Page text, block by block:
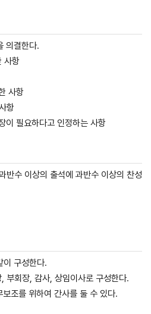
의결한다.
사항
사항
항
이 필요하다고 인정하는 사항
반수 이상의 출석에 과반수 이상의 찬성
이 구성한다.
부회장, 감사, 상임이사로 구성한다.
조를 위하여 간사를 둘 수 있다.